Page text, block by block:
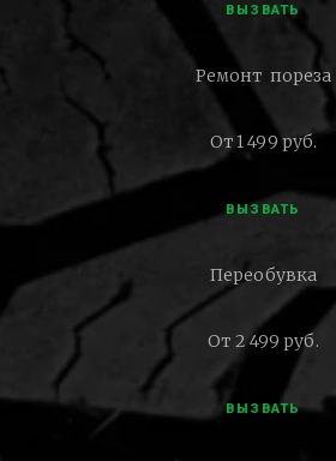
ВЫЗВАТЬ
Ремонт пореза
От 1 499 руб.
ВЫЗВАТЬ
Переобувка
От 2 499 руб.
ВЫЗВАТЬ